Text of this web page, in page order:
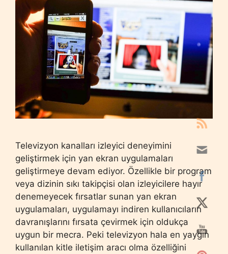
Televizyon kanalları izleyici deneyimini
geliştirmek için yan ekran uygulamaları
geliştirmeye devam ediyor. Özellikle bir program
veya dizinin sıkı takipçisi olan izleyicilere hayır
denemeyecek fırsatlar sunan yan ekran
uygulamaları, uygulamayı indiren kullanıcıların
davranışlarını fırsata çevirmek için oldukça
uygun bir mecra. Peki televizyon hala en yaygın
kullanılan kitle iletişim aracı olma özelliğini